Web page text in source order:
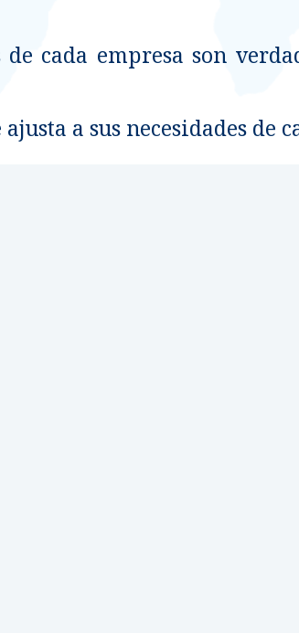
de cada empresa son
a sus necesidades de